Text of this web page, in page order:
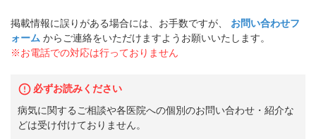
掲載情報に誤りがある場合には、お手数ですが、
お問い合わせフ
ォーム からご連絡をいただけますようお願いいたします。
※お電話での対応は行っておりません
必ずお読みください
病気に関するご相談や各医院への個別のお問い合わせ・紹介な
どは受け付けておりません。